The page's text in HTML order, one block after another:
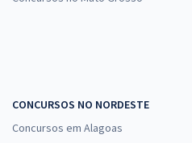
CONCURSOS NO NORDESTE
Concursos em Alagoas